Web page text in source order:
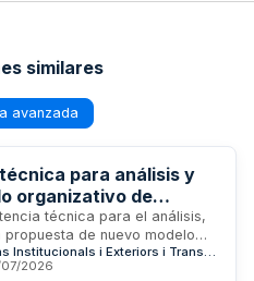
similares
avanzada
para análisis y
organizativo de
- Generalitat de
técnica para el análisis,
de nuevo modelo
de la cooperación al
de Catalunya. El
Departament d'Afers i Relacions Institucionals i Exteriors i Transparència
07/2026